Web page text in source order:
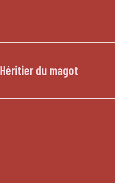
Héritier du magot